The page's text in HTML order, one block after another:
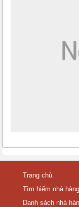
Trang chủ
Tìm hiếm nhà
Danh sách nhà